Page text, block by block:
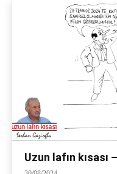
Uzun lafın kısası